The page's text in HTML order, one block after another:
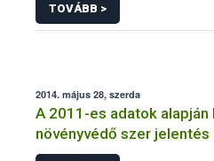
TOVÁBB >
2014. május 28, szerda
A 2011-es adatok alapján
növényvédő szer jelentés